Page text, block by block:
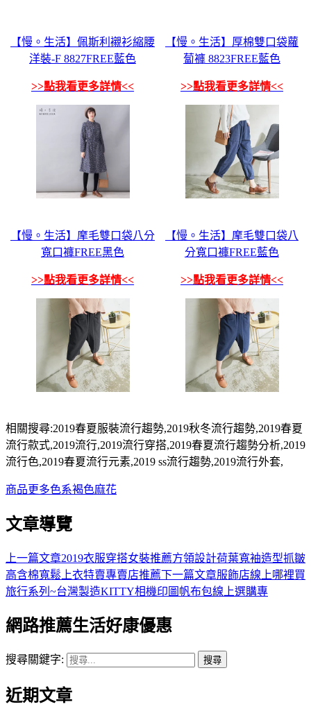
【慢。生活】佩斯利襯衫縮腰
洋裝-F 8827FREE藍色
>>點我看更多詳情<<
【慢。生活】厚棉雙口袋蘿
蔔褲 8823FREE藍色
>>點我看更多詳情<<
【慢。生活】摩毛雙口袋八分
寬口褲FREE黑色
>>點我看更多詳情<<
【慢。生活】摩毛雙口袋八
分寬口褲FREE藍色
>>點我看更多詳情<<
相關搜尋:2019春夏服裝流行趨勢,2019秋冬流行趨勢,2019春夏
流行款式,2019流行,2019流行穿搭,2019春夏流行趨勢分析,2019
流行色,2019春夏流行元素,2019 ss流行趨勢,2019流行外套,
商品更多色系褐色麻花
文章導覽
上一篇文章2019衣服穿搭女裝推薦方領設計荷葉寬袖造型抓皺
高含棉寬鬆上衣特賣專賣店推薦下一篇文章服飾店線上哪裡買
旅行系列~台灣製造KITTY相機印圖帆布包線上選購專
網路推薦生活好康優惠
搜尋關鍵字:
近期文章